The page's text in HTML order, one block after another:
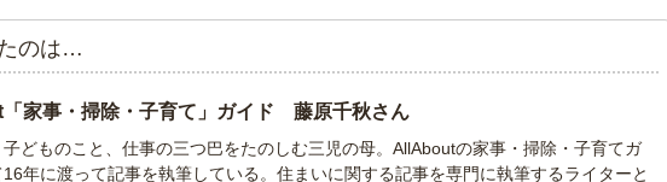
のは…
家事・掃除・子育て」ガイド 藤原千秋さん
どものこと、仕事の三つ巴をたのしむ三児の母。AllAboutの家事・掃除・子育てガ
年に渡って記事を執筆している。住まいに関する記事を専門に執筆するライターと